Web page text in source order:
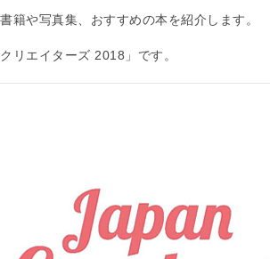
籍や写真集、おすすめの本を紹介します。
リエイターズ 2018」です。